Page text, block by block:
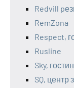
Redvill
RemZona
Respect,
Rusline
Sky,
SQ, центр